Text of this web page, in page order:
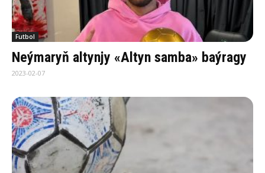
Futbol
Neýmaryň altynjy «Altyn samba» baýragy
2023-02-07